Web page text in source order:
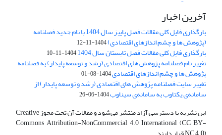
آخرین اخبار
بارگذاری فایل کلی مقالات فصل پاییز سال 1404 با نام جدید فصلنامه
(پژوهش ها و چشم اندازهای اقتصادی)1404-11-12
بارگذاری فایل کلی مقالات فصل تابستان سال 1404 1404-11-10
تغییر نام فصلنامه پژوهش های اقتصادی (رشد و توسعه پایدار) به فصلنامه
پژوهش ها و چشم اندازهای اقتصادی1404-08-01
تغییر سایت فصلنامه پژوهش های اقتصادی (رشد و توسعه پایدار) از
سامانه‌ی یکتاوب به سامانه‌ی سیناوب1404-06-26
این نشریه با دسترسی آزاد منتشر می‌شود و مقالات آن تحت مجوز Creative
Commons Attribution-NonCommercial 4.0 International (CC BY-